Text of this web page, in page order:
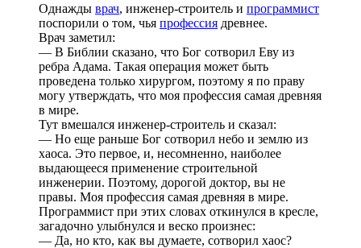
Однажды врач, инженер-строитель и программист
поспорили о том, чья профессия древнее.
Врач заметил:
— В Библии сказано, что Бог сотворил Еву из
ребра Адама. Такая операция может быть
проведена только хирургом, поэтому я по праву
могу утверждать, что моя профессия самая древняя
в мире.
Тут вмешался инженер-строитель и сказал:
— Но еще раньше Бог сотворил небо и землю из
хаоса. Это первое, и, несомненно, наиболее
выдающееся применение строительной
инженерии. Поэтому, дорогой доктор, вы не
правы. Моя профессия самая древняя в мире.
Программист при этих словах откинулся в кресле,
загадочно улыбнулся и веско произнес:
— Да, но кто, как вы думаете, сотворил хаос?